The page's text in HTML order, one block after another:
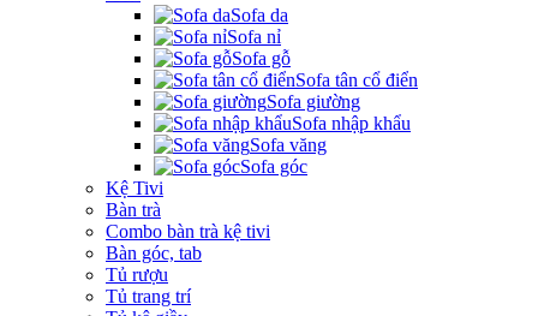
Sofa da
Sofa nỉ
Sofa gỗ
Sofa tân cổ điển
Sofa giường
Sofa nhập khẩu
Sofa văng
Sofa góc
Kệ Tivi
Bàn trà
Combo bàn trà kệ tivi
Bàn góc, tab
Tủ rượu
Tủ trang trí